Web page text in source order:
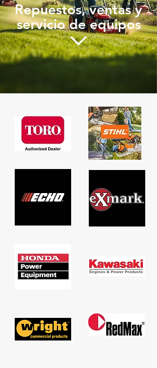
Repuestos, ventas y
servicio de equipos